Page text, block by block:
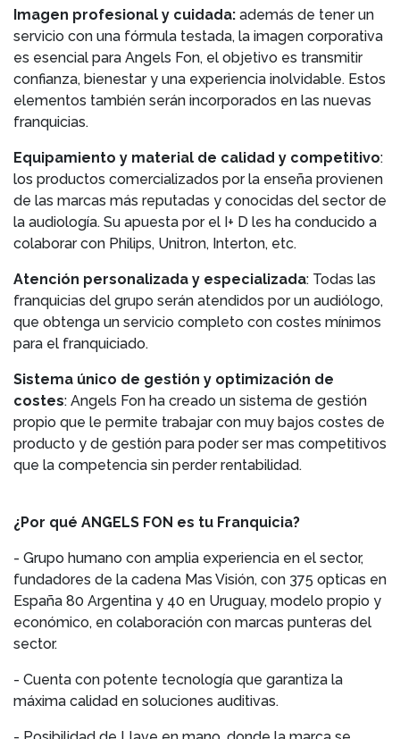
Imagen profesional y cuidada: además de tener un
servicio con una fórmula testada, la imagen corporativa
es esencial para Angels Fon, el objetivo es transmitir
confianza, bienestar y una experiencia inolvidable. Estos
elementos también serán incorporados en las nuevas
franquicias.
Equipamiento y material de calidad y competitivo:
los productos comercializados por la enseña provienen
de las marcas más reputadas y conocidas del sector de
la audiología. Su apuesta por el I+ D les ha conducido a
colaborar con Philips, Unitron, Interton, etc.
Atención personalizada y especializada: Todas las
franquicias del grupo serán atendidos por un audiólogo,
que obtenga un servicio completo con costes mínimos
para el franquiciado.
Sistema único de gestión y optimización de
costes: Angels Fon ha creado un sistema de gestión
propio que le permite trabajar con muy bajos costes de
producto y de gestión para poder ser mas competitivos
que la competencia sin perder rentabilidad.
¿Por qué ANGELS FON es tu Franquicia?
- Grupo humano con amplia experiencia en el sector,
fundadores de la cadena Mas Visión, con 375 opticas en
España 80 Argentina y 40 en Uruguay, modelo propio y
económico, en colaboración con marcas punteras del
sector.
- Cuenta con potente tecnología que garantiza la
máxima calidad en soluciones auditivas.